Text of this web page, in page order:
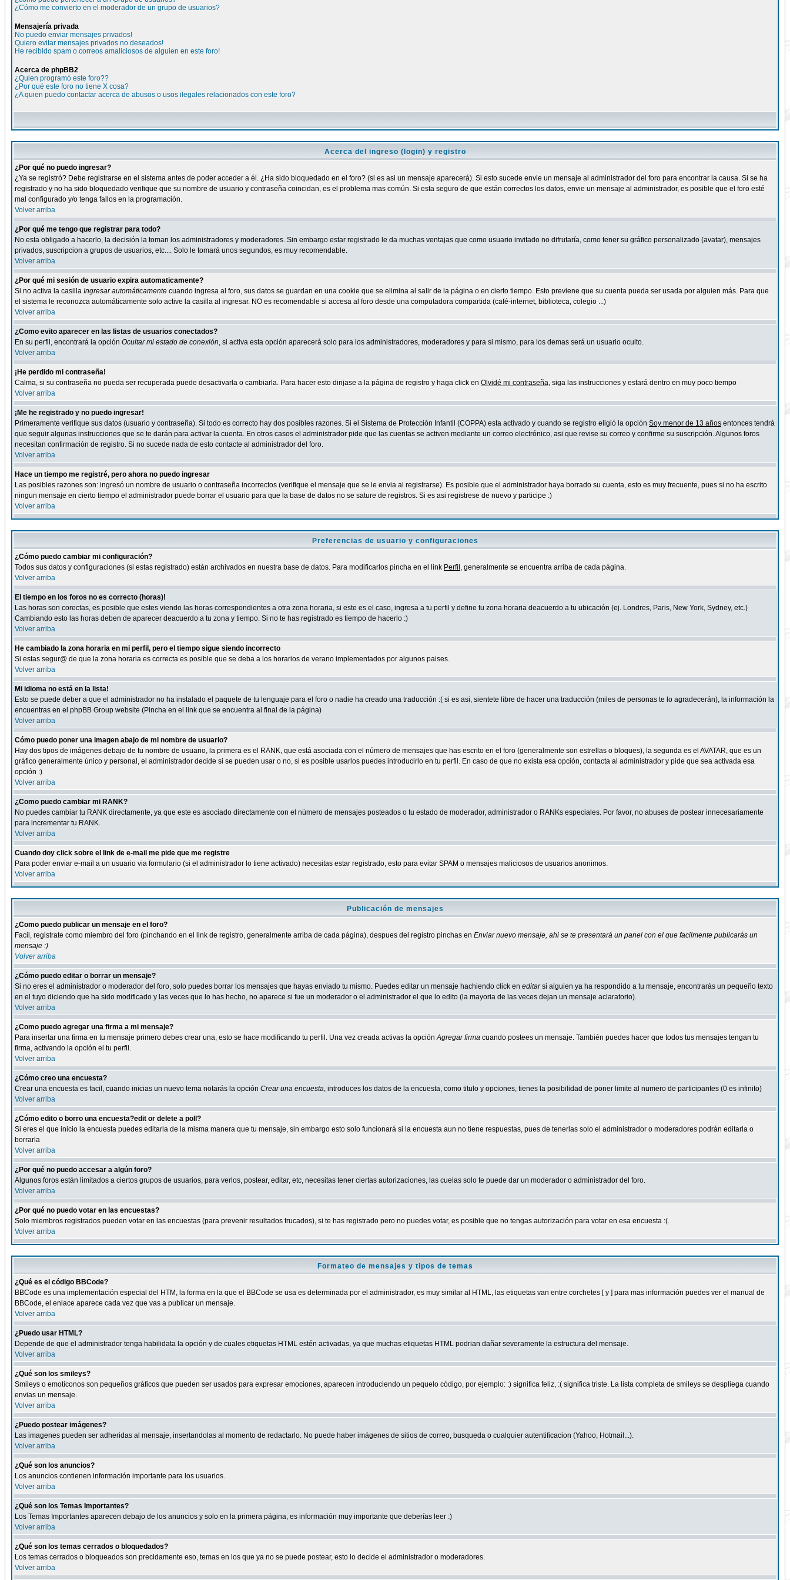
¿Cómo me convierto en el moderador de un grupo de usuarios?
Mensajería privada
No puedo enviar mensajes privados!
Quiero evitar mensajes privados no deseados!
He recibido spam o correos amaliciosos de alguien en este foro!
Acerca de phpBB2
¿Quien programó este foro??
¿Por qué este foro no tiene X cosa?
¿A quien puedo contactar acerca de abusos o usos ilegales relacionados con este foro?
Acerca del ingreso (login) y registro
¿Por qué no puedo ingresar?
¿Ya se registró? Debe registrarse en el sistema antes de poder acceder a él. ¿Ha sido bloquedado en el foro? (si es asi un mensaje aparecerá). Si esto sucede envie un mensaje al administrador del foro para encontrar la causa. Si se ha
registrado y no ha sido bloquedado verifique que su nombre de usuario y contraseña coincidan, es el problema mas común. Si esta seguro de que están correctos los datos, envie un mensaje al administrador, es posible que el foro esté
mal configurado y/o tenga fallos en la programación.
Volver arriba
¿Por qué me tengo que registrar para todo?
No esta obligado a hacerlo, la decisión la toman los administradores y moderadores. Sin embargo estar registrado le da muchas ventajas que como usuario invitado no difrutaría, como tener su gráfico personalizado (avatar), mensajes
privados, suscripcion a grupos de usuarios, etc.... Solo le tomará unos segundos, es muy recomendable.
Volver arriba
¿Por qué mi sesión de usuario expira automaticamente?
Si no activa la casilla Ingresar automáticamente cuando ingresa al foro, sus datos se guardan en una cookie que se elimina al salir de la página o en cierto tiempo. Esto previene que su cuenta pueda ser usada por alguien más. Para que
el sistema le reconozca automáticamente solo active la casilla al ingresar. NO es recomendable si accesa al foro desde una computadora compartida (café-internet, biblioteca, colegio ...)
Volver arriba
¿Como evito aparecer en las listas de usuarios conectados?
En su perfil, encontrará la opción Ocultar mi estado de conexión, si activa esta opción aparecerá solo para los administradores, moderadores y para si mismo, para los demas será un usuario oculto.
Volver arriba
¡He perdido mi contraseña!
Calma, si su contraseña no pueda ser recuperada puede desactivarla o cambiarla. Para hacer esto dirijase a la página de registro y haga click en Olvidé mi contraseña, siga las instrucciones y estará dentro en muy poco tiempo
Volver arriba
¡Me he registrado y no puedo ingresar!
Primeramente verifique sus datos (usuario y contraseña). Si todo es correcto hay dos posibles razones. Si el Sistema de Protección Infantil (COPPA) esta activado y cuando se registro eligió la opción Soy menor de 13 años entonces tendrá
que seguir algunas instrucciones que se te darán para activar la cuenta. En otros casos el administrador pide que las cuentas se activen mediante un correo electrónico, asi que revise su correo y confirme su suscripción. Algunos foros
necesitan confirmación de registro. Si no sucede nada de esto contacte al administrador del foro.
Volver arriba
Hace un tiempo me registré, pero ahora no puedo ingresar
Las posibles razones son: ingresó un nombre de usuario o contraseña incorrectos (verifique el mensaje que se le envia al registrarse). Es posible que el administrador haya borrado su cuenta, esto es muy frecuente, pues si no ha escrito
ningun mensaje en cierto tiempo el administrador puede borrar el usuario para que la base de datos no se sature de registros. Si es asi registrese de nuevo y participe :)
Volver arriba
Preferencias de usuario y configuraciones
¿Cómo puedo cambiar mi configuración?
Todos sus datos y configuraciones (si estas registrado) están archivados en nuestra base de datos. Para modificarlos pincha en el link Perfil , generalmente se encuentra arriba de cada página.
Volver arriba
El tiempo en los foros no es correcto (horas)!
Las horas son corectas, es posible que estes viendo las horas correspondientes a otra zona horaria, si este es el caso, ingresa a tu perfil y define tu zona horaria deacuerdo a tu ubicación (ej. Londres, Paris, New York, Sydney, etc.)
Cambiando esto las horas deben de aparecer deacuerdo a tu zona y tiempo. Si no te has registrado es tiempo de hacerlo :)
Volver arriba
He cambiado la zona horaria en mi perfil, pero el tiempo sigue siendo incorrecto
Si estas segur@ de que la zona horaria es correcta es posible que se deba a los horarios de verano implementados por algunos paises.
Volver arriba
Mi idioma no está en la lista!
Esto se puede deber a que el administrador no ha instalado el paquete de tu lenguaje para el foro o nadie ha creado una traducción :( si es asi, sientete libre de hacer una traducción (miles de personas te lo agradecerán), la información la
encuentras en el phpBB Group website (Pincha en el link que se encuentra al final de la página)
Volver arriba
Cómo puedo poner una imagen abajo de mi nombre de usuario?
Hay dos tipos de imágenes debajo de tu nombre de usuario, la primera es el RANK, que está asociada con el número de mensajes que has escrito en el foro (generalmente son estrellas o bloques), la segunda es el AVATAR, que es un
gráfico generalmente único y personal, el administrador decide si se pueden usar o no, si es posible usarlos puedes introducirlo en tu perfil. En caso de que no exista esa opción, contacta al administrador y pide que sea activada esa
opción :)
Volver arriba
¿Como puedo cambiar mi RANK?
No puedes cambiar tu RANK directamente, ya que este es asociado directamente con el número de mensajes posteados o tu estado de moderador, administrador o RANKs especiales. Por favor, no abuses de postear innecesariamente
para incrementar tu RANK.
Volver arriba
Cuando doy click sobre el link de e-mail me pide que me registre
Para poder enviar e-mail a un usuario via formulario (si el administrador lo tiene activado) necesitas estar registrado, esto para evitar SPAM o mensajes maliciosos de usuarios anonimos.
Volver arriba
Publicación de mensajes
¿Como puedo publicar un mensaje en el foro?
Facil, registrate como miembro del foro (pinchando en el link de registro, generalmente arriba de cada página), despues del registro pinchas en Enviar nuevo mensaje, ahi se te presentará un panel con el que facilmente publicarás un
mensaje :)
Volver arriba
¿Cómo puedo editar o borrar un mensaje?
Si no eres el administrador o moderador del foro, solo puedes borrar los mensajes que hayas enviado tu mismo. Puedes editar un mensaje hachiendo click en editarsi alguien ya ha respondido a tu mensaje, encontrarás un pequeño texto
en el tuyo diciendo que ha sido modificado y las veces que lo has hecho, no aparece si fue un moderador o el administrador el que lo edito (la mayoria de las veces dejan un mensaje aclaratorio).
Volver arriba
¿Como puedo agregar una firma a mi mensaje?
Para insertar una firma en tu mensaje primero debes crear una, esto se hace modificando tu perfil. Una vez creada activas la opciónAgregar firma cuando postees un mensaje. También puedes hacer que todos tus mensajes tengan tu
firma, activando la opción el tu perfil.
Volver arriba
¿Cómo creo una encuesta?
Crear una encuesta es facil, cuando inicias un nuevo tema notarás la opción Crear una encuesta, introduces los datos de la encuesta, como titulo y opciones, tienes la posibilidad de poner limite al numero de participantes (0 es infinito)
Volver arriba
¿Cómo edito o borro una encuesta?edit or delete a poll?
Si eres el que inicio la encuesta puedes editarla de la misma manera que tu mensaje, sin embargo esto solo funcionará si la encuesta aun no tiene respuestas, pues de tenerlas solo el administrador o moderadores podrán editarla o
borrarla
Volver arriba
¿Por qué no puedo accesar a algún foro?
Algunos foros están limitados a ciertos grupos de usuarios, para verlos, postear, editar, etc, necesitas tener ciertas autorizaciones, las cuelas solo te puede dar un moderador o administrador del foro.
Volver arriba
¿Por qué no puedo votar en las encuestas?
Solo miembros registrados pueden votar en las encuestas (para prevenir resultados trucados), si te has registrado pero no puedes votar, es posible que no tengas autorización para votar en esa encuesta :(.
Volver arriba
Formateo de mensajes y tipos de temas
¿Qué es el código BBCode?
BBCode es una implementación especial del HTM, la forma en la que el BBCode se usa es determinada por el administrador, es muy similar al HTML, las etiquetas van entre corchetes [ y ] para mas información puedes ver el manual de
BBCode, el enlace aparece cada vez que vas a publicar un mensaje.
Volver arriba
¿Puedo usar HTML?
Depende de que el administrador tenga habilidata la opción y de cuales etiquetas HTML estén activadas, ya que muchas etiquetas HTML podrian dañar severamente la estructura del mensaje.
Volver arriba
¿Qué son los smileys?
Smileys o emotíconos son pequeños gráficos que pueden ser usados para expresar emociones, aparecen introduciendo un pequelo código, por ejemplo: :) significa feliz, :( significa triste. La lista completa de smileys se despliega cuando
envias un mensaje.
Volver arriba
¿Puedo postear imágenes?
Las imagenes pueden ser adheridas al mensaje, insertandolas al momento de redactarlo. No puede haber imágenes de sitios de correo, busqueda o cualquier autentificacion (Yahoo, Hotmail...).
Volver arriba
¿Qué son los anuncios?
Los anuncios contienen información importante para los usuarios.
Volver arriba
¿Qué son los Temas Importantes?
Los Temas Importantes aparecen debajo de los anuncios y solo en la primera página, es información muy importante que deberías leer :)
Volver arriba
¿Qué son los temas cerrados o bloquedados?
Los temas cerrados o bloqueados son precidamente eso, temas en los que ya no se puede postear, esto lo decide el administrador o moderadores.
Volver arriba